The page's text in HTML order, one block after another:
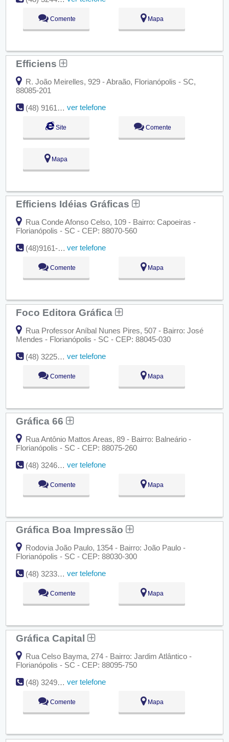
Comente Mapa
Efficiens
R. João Meirelles, 929 - Abraão, Florianópolis - SC,
88085-201
(48) 9161-5854 / 9815-9667
ver telefone
Site Comente
Mapa
Efficiens Idéias Gráficas
Rua Conde Afonso Celso, 109 - Bairro: Capoeiras -
Florianópolis - SC - CEP: 88070-560
(48)9161-5854 / 9815-9667
ver telefone
Comente Mapa
Foco Editora Gráfica
Rua Professor Aníbal Nunes Pires, 507 - Bairro: José
Mendes - Florianópolis - SC - CEP: 88045-030
(48) 3225-7815
ver telefone
Comente Mapa
Gráfica 66
Rua Antônio Mattos Areas, 89 - Bairro: Balneário -
Florianópolis - SC - CEP: 88075-260
(48) 3246-0651
ver telefone
Comente Mapa
Gráfica Boa Impressão
Rodovia João Paulo, 1354 - Bairro: João Paulo -
Florianópolis - SC - CEP: 88030-300
(48) 3233-7050
ver telefone
Comente Mapa
Gráfica Capital
Rua Celso Bayma, 274 - Bairro: Jardim Atlântico -
Florianópolis - SC - CEP: 88095-750
(48) 3249-1506
ver telefone
Comente Mapa